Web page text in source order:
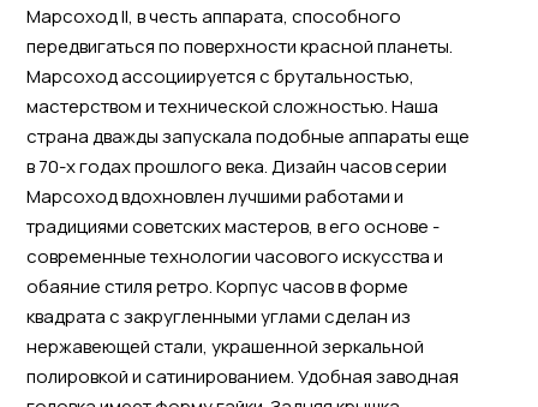
Марсоход II, в честь аппарата, способного
передвигаться по поверхности красной планеты.
Марсоход ассоциируется с брутальностью,
мастерством и технической сложностью. Наша
страна дважды запускала подобные аппараты еще
в 70-х годах прошлого века. Дизайн часов серии
Марсоход вдохновлен лучшими работами и
традициями советских мастеров, в его основе -
современные технологии часового искусства и
обаяние стиля ретро. Корпус часов в форме
квадрата с закругленными углами сделан из
нержавеющей стали, украшенной зеркальной
полировкой и сатинированием. Удобная заводная